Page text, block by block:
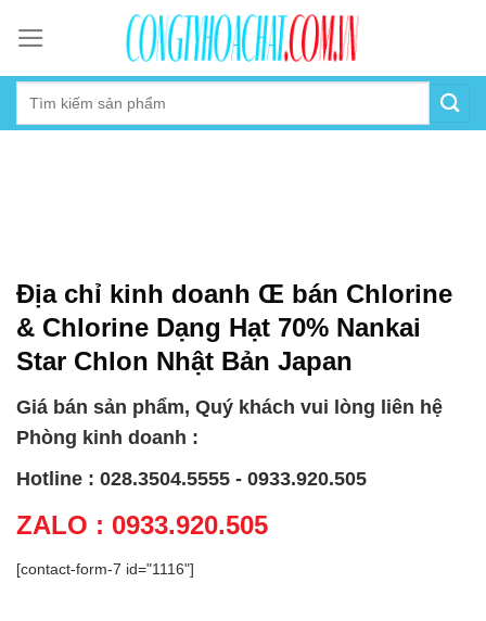
content
Địa chỉ kinh doanh Œ bán Chlorine
& Chlorine Dạng Hạt 70% Nankai
Star Chlon Nhật Bản Japan
Giá bán sản phẩm, Quý khách vui lòng liên hệ
Phòng kinh doanh :
Hotline : 028.3504.5555 - 0933.920.505
ZALO : 0933.920.505
[contact-form-7 id="1116"]